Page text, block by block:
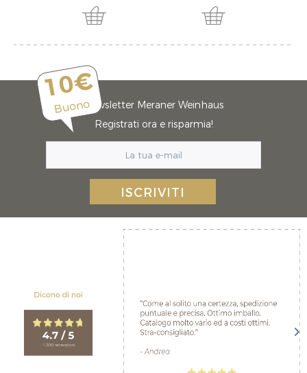
10€
BuonoNewsletter Meraner Weinhaus
Registrati ora e risparmia!
ISCRIVITI